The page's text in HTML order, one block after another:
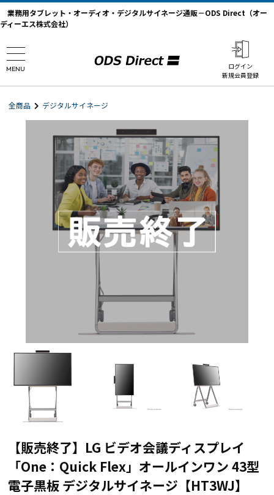
業務用タブレット・オーディオ・デジタルサイネージ通販－ODS Direct（オー
ディーエス株式会社）
MENU
ログイン
新規会員登録
全商品 デジタルサイネージ
【販売終了】LG ビデオ会議ディスプレイ
「One：Quick Flex」オールインワン 43型
電子黒板 デジタルサイネージ【HT3WJ】